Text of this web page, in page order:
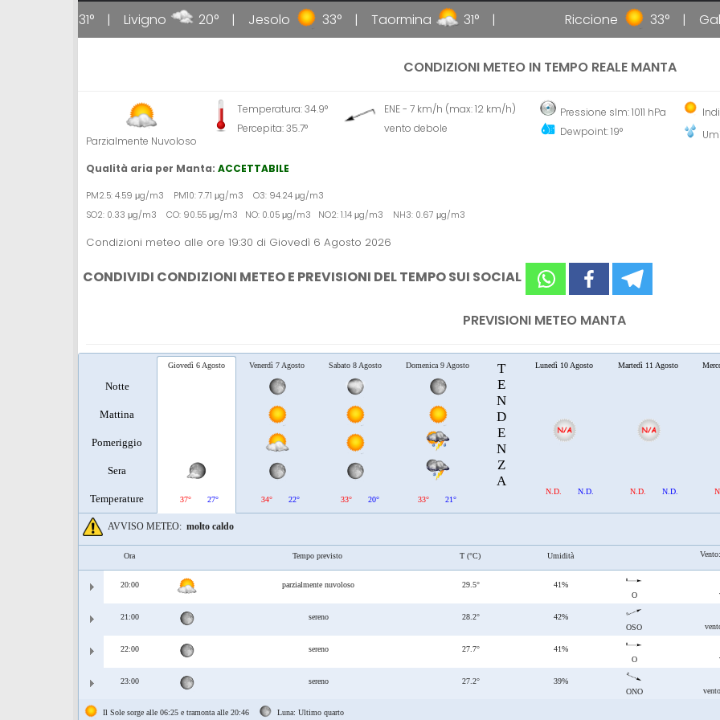
Livigno 20° Jesolo 33° Taormina 31° Riccione 33°
CONDIZIONI METEO IN TEMPO REALE MANTA
Parzialmente Nuvoloso
Temperatura: 34.9°
Percepita: 35.7°
ENE - 7 km/h (max: 12 km/h)
vento debole
Pressione slm: 1011 hPa
Dewpoint: 19°
Qualità aria per Manta: ACCETTABILE
PM2.5: 4.59 μg/m3 PM10: 7.71 μg/m3 O3: 94.24 μg/m3
SO2: 0.33 μg/m3 CO: 90.55 μg/m3 NO: 0.05 μg/m3 NO2: 1.14 μg/m3 NH3: 0.67 μg/m3
Condizioni meteo alle ore 19:30 di Giovedì 6 Agosto 2026
CONDIVIDI CONDIZIONI METEO E PREVISIONI DEL TEMPO SUI SOCIAL
PREVISIONI METEO MANTA
Notte
Mattina
Pomeriggio
Sera
Temperature
Giovedì 6 Agosto
37° 27°
Venerdì 7 Agosto
34° 22°
Sabato 8 Agosto
33° 20°
Domenica 9 Agosto
33° 21°
T
E
N
D
E
N
Z
A
Lunedì 10 Agosto
N.D. N.D.
Martedì 11 Agosto
N.D. N.D.
AVVISO METEO: molto caldo
Ora Tempo previsto T (°C) Umidità Vento:
20:00 parzialmente nuvoloso 29.5°
41%
O
21:00 sereno 28.2°
42%
OSO
22:00 sereno 27.7°
41%
O
23:00 sereno 27.2°
39%
ONO
Il Sole sorge alle 06:25 e tramonta alle 20:46 Luna: Ultimo quarto